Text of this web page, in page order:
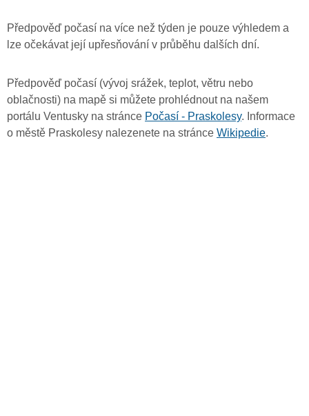
Předpověď počasí na více než týden je pouze výhledem a
lze očekávat její upřesňování v průběhu dalších dní.
Předpověď počasí (vývoj srážek, teplot, větru nebo
oblačnosti) na mapě si můžete prohlédnout na našem
portálu Ventusky na stránce Počasí - Praskolesy. Informace
o městě Praskolesy nalezenete na stránce Wikipedie.